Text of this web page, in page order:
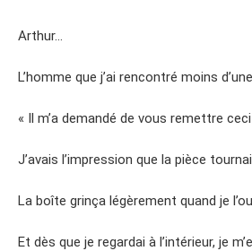
Arthur…
L’homme que j’ai rencontré moins
« Il m’a demandé de vous remettre
J’avais l’impression que la pièce
La boîte grinça légèrement quand je
Et dès que je regardai à l’intérieur, je